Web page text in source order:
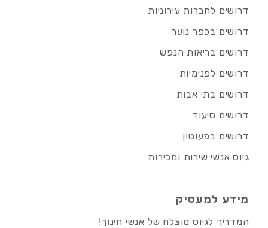
דרושים לחברות עירוניות
דרושים בכפר נוער
דרושים בריאות הנפש
דרושים לפנימיות
דרושים בתי אבות
דרושים סיעוד
דרושים בפעוטון
גיוס אנשי שירות ומכירות
מידע למעסיק
המדריך לגיוס מוצלח של אנשי חינוך!